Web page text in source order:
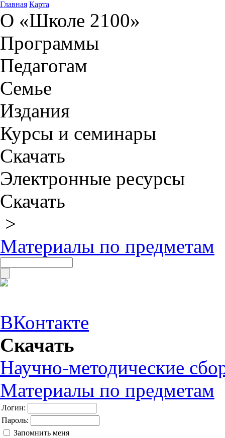
Главная Карта
О «Школе 2100»
Программы
Педагогам
Семье
Издания
Курсы и семинары
Скачать
Электронные ресурсы
Скачать
>
Материалы по предметам
ВКонтакте
Скачать
Научно-методические
Материалы по предметам
Логин:
Пароль:
Запомнить меня